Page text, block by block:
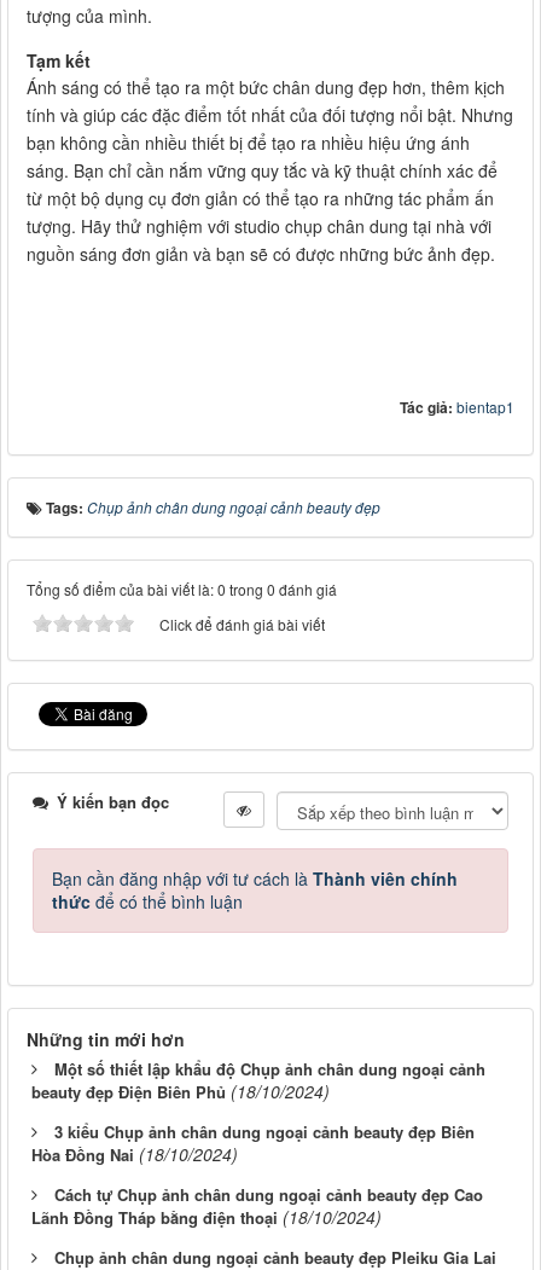
tượng của mình.
Tạm kết
Ánh sáng có thể tạo ra một bức chân dung đẹp hơn, thêm kịch
tính và giúp các đặc điểm tốt nhất của đối tượng nổi bật. Nhưng
bạn không cần nhiều thiết bị để tạo ra nhiều hiệu ứng ánh
sáng. Bạn chỉ cần nắm vững quy tắc và kỹ thuật chính xác để
từ một bộ dụng cụ đơn giản có thể tạo ra những tác phẩm ấn
tượng. Hãy thử nghiệm với studio chụp chân dung tại nhà với
nguồn sáng đơn giản và bạn sẽ có được những bức ảnh đẹp.
Tác giả: bientap1
Tags: Chụp ảnh chân dung ngoại cảnh beauty đẹp
Tổng số điểm của bài viết là: 0 trong 0 đánh giá
Click để đánh giá bài viết
Ý kiến bạn đọc
Bạn cần đăng nhập với tư cách là Thành viên chính
thức để có thể bình luận
Những tin mới hơn
Một số thiết lập khẩu độ Chụp ảnh chân dung ngoại cảnh
beauty đẹp Điện Biên Phủ (18/10/2024)
3 kiểu Chụp ảnh chân dung ngoại cảnh beauty đẹp Biên
Hòa Đồng Nai (18/10/2024)
Cách tự Chụp ảnh chân dung ngoại cảnh beauty đẹp Cao
Lãnh Đồng Tháp bằng điện thoại (18/10/2024)
Chụp ảnh chân dung ngoại cảnh beauty đẹp Pleiku Gia Lai